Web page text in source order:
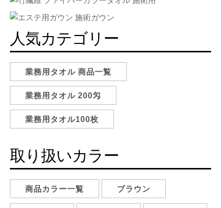
人気カテゴリー
業務用タオル 商品一覧
業務用タオル 200匁
業務用タオル100枚
取り扱いカラー
商品カラー一覧 ブラウン